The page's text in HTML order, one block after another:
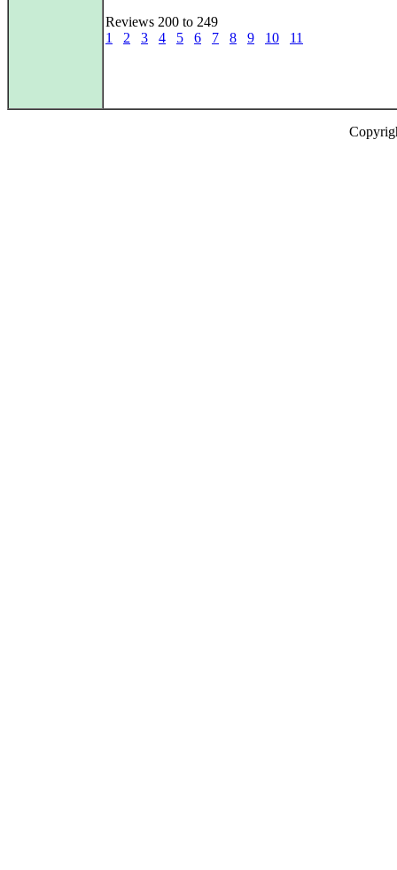
Reviews 200 to 249
1
2 3 4 5 6 7 8 9 10 11